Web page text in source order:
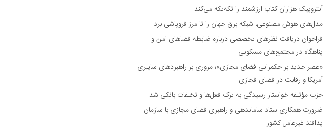
آنتروپیک هزاران کتاب ارزشمند را تکه‌تکه می‌کند
مدل‌های هوش مصنوعی، شبکه برق جهان را تا مرز فروپاشی برد
فراخوان دریافت نظر‌های تخصصی درباره ضابطه فضا‌های امن و
پناهگاه در مجتمع‌های مسکونی
«عصر جدید بر حکمرانی فضای مجازی»؛ مروری بر راهبرد‌های سایبری
آمریکا و رقابت در فضای فجازی
حزب مؤتلفه خواستار رسیدگی به ترک فعل‌ها و تخلفات بانکی شد
ضرورت همکاری ستاد ساماندهی و راهبری فضای مجازی با سازمان
پدافند غیرعامل کشور